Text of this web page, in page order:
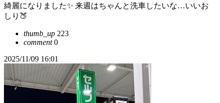
綺麗になりました✨ 来週はちゃんと洗車したいな…いいお
しり🍑
thumb_up 223
comment0
2025/11/09 16:01